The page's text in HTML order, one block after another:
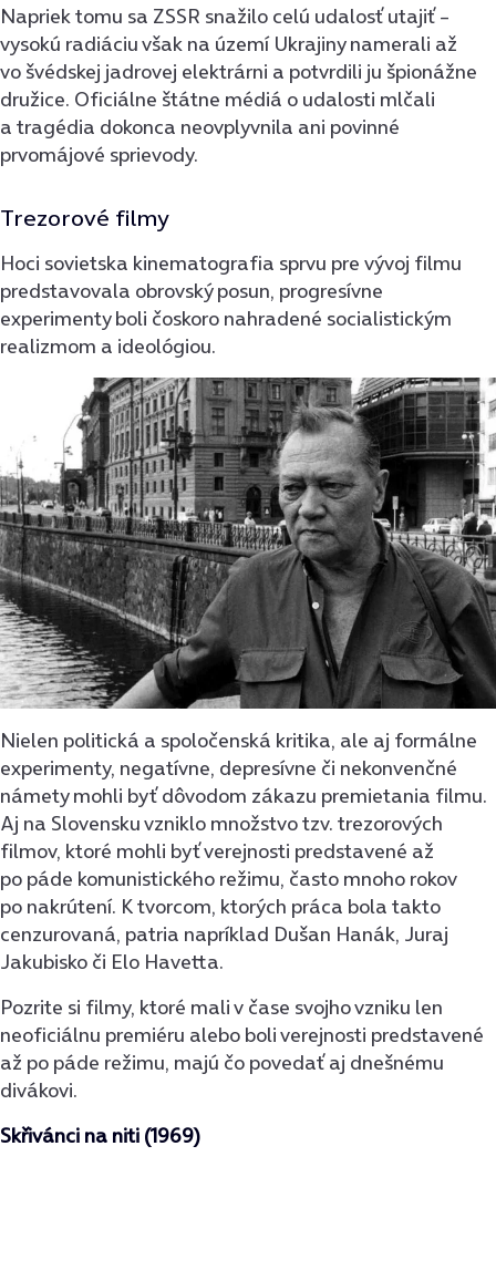
Napriek tomu sa ZSSR snažilo celú udalosť utajiť –
vysokú radiáciu však na území Ukrajiny namerali až
vo švédskej jadrovej elektrárni a potvrdili ju špionážne
družice. Oficiálne štátne médiá o udalosti mlčali
a tragédia dokonca neovplyvnila ani povinné
prvomájové sprievody.
Trezorové filmy
Hoci sovietska kinematografia sprvu pre vývoj filmu
predstavovala obrovský posun, progresívne
experimenty boli čoskoro nahradené socialistickým
realizmom a ideológiou.
Nielen politická a spoločenská kritika, ale aj formálne
experimenty, negatívne, depresívne či nekonvenčné
námety mohli byť dôvodom zákazu premietania filmu.
Aj na Slovensku vzniklo množstvo tzv. trezorových
filmov, ktoré mohli byť verejnosti predstavené až
po páde komunistického režimu, často mnoho rokov
po nakrútení. K tvorcom, ktorých práca bola takto
cenzurovaná, patria napríklad Dušan Hanák, Juraj
Jakubisko či Elo Havetta.
Pozrite si filmy, ktoré mali v čase svojho vzniku len
neoficiálnu premiéru alebo boli verejnosti predstavené
až po páde režimu, majú čo povedať aj dnešnému
divákovi.
Skřivánci na niti (1969)